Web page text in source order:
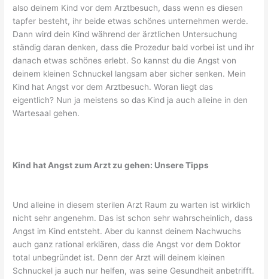
also deinem Kind vor dem Arztbesuch, dass wenn es diesen
tapfer besteht, ihr beide etwas schönes unternehmen werde.
Dann wird dein Kind während der ärztlichen Untersuchung
ständig daran denken, dass die Prozedur bald vorbei ist und ihr
danach etwas schönes erlebt. So kannst du die Angst von
deinem kleinen Schnuckel langsam aber sicher senken. Mein
Kind hat Angst vor dem Arztbesuch. Woran liegt das
eigentlich? Nun ja meistens so das Kind ja auch alleine in den
Wartesaal gehen.
Kind hat Angst zum Arzt zu gehen: Unsere Tipps
Und alleine in diesem sterilen Arzt Raum zu warten ist wirklich
nicht sehr angenehm. Das ist schon sehr wahrscheinlich, dass
Angst im Kind entsteht. Aber du kannst deinem Nachwuchs
auch ganz rational erklären, dass die Angst vor dem Doktor
total unbegründet ist. Denn der Arzt will deinem kleinen
Schnuckel ja auch nur helfen, was seine Gesundheit anbetrifft.